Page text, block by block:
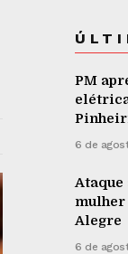
PM
6 de
mulher
Alegre
6 de